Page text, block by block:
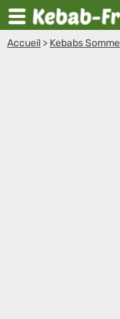
Accueil > Kebabs Somme